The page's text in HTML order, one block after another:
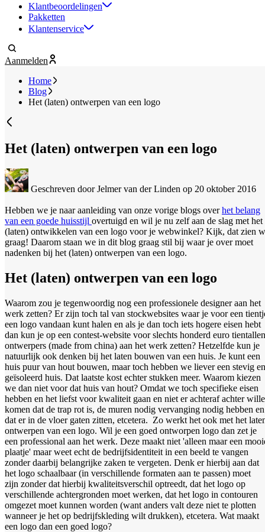
Klantbeoordelingen
Pakketten
Klantenservice
Aanmelden
Home
Blog
Het (laten) ontwerpen van een logo
Het (laten) ontwerpen van een logo
Geschreven door Jelmer van der Linden op 20 oktober 2016
Hebben we je naar aanleiding van onze vorige blogs overhet belang
van een goede huisstijl overtuigd en wil je nu zelf aan de slag met het
(laten) ontwikkelen van een logo voor je webwinkel? Kijk, dat zien
graag! Daarom staan we in dit blog graag stil bij waar je over moet
nadenken bij het (laten) ontwerpen van een logo.
Het (laten) ontwerpen van een logo
Waarom zou je tegenwoordig nog een professionele designer aan het
werk zetten? Er zijn toch tal van stockwebsites waar je voor een
een logo vandaan kunt halen en als je dan toch iets hogere eisen hebt
dan kun je op een contest-website voor slechts honderd euro tientallen
ontwerpers (made from china) aan het werk zetten? Hetzelfde kun je
natuurlijk ook denken bij het laten bouwen van een huis. Je kunt een
huis puur van hout bouwen, maar toch hebben we liever een stevig en
geïsoleerd huis. Dat laatste kost echter stukken meer. Waarom kiezen
we dan niet voor dat huis van hout? Omdat we toch specifieke eisen
hebben en het liefst voor kwaliteit gaan en niet er achteraf achter
komen dat de trap rot is, de muren nodig vervanging nodig hebben en
dat er in de vloer gaten zitten, etcetera. Zo werkt het ook met het
ontwerpen van een logo. Wil je een goed ontworpen logo dan zet je
een professional aan het werk. Deze maakt niet 'alleen maar een
plaatje' maar weet echt de bedrijfsidentiteit in een beeld te vangen
zonder daarbij belangrijke zaken te vergeten. Denk er hierbij aan dat
het logo schaalbaar (in verschillende formaten aan te passen) moet
zijn zonder dat hierbij kwaliteitsverschil optreedt, dat het logo op
verschillende achtergronden moet werken, dat het logo in contouren
omgezet moet kunnen worden (want anders valt deze niet te plotten
wanneer je het op bedrijfskleding wilt drukken), etcetera. Wat maakt
een logo dan een goed logo?